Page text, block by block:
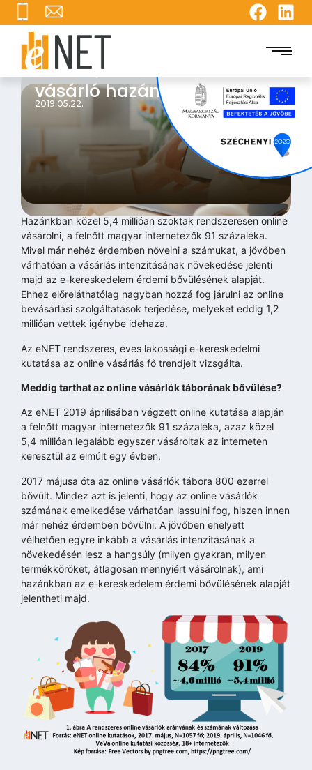
Közel 5,4 millió online
vásárló hazánkban
2019.05.22.
Hazánkban közel 5,4 millióan szoktak rendszeresen online
vásárolni, a felnőtt magyar internetezők 91 százaléka.
Mivel már nehéz érdemben növelni a számukat, a jövőben
várhatóan a vásárlás intenzitásának növekedése jelenti
majd az e-kereskedelem érdemi bővülésének alapját.
Ehhez előreláthatólag nagyban hozzá fog járulni az online
bevásárlási szolgáltatások terjedése, melyeket eddig 1,2
millióan vettek igénybe idehaza.
Az eNET rendszeres, éves lakossági e-kereskedelmi
kutatása az online vásárlás fő trendjeit vizsgálta.
Meddig tarthat az online vásárlók táborának bővülése?
Az eNET 2019 áprilisában végzett online kutatása alapján
a felnőtt magyar internetezők 91 százaléka, azaz közel
5,4 millióan legalább egyszer vásároltak az interneten
keresztül az elmúlt egy évben.
2017 májusa óta az online vásárlók tábora 800 ezerrel
bővült. Mindez azt is jelenti, hogy az online vásárlók
számának emelkedése várhatóan lassulni fog, hiszen innen
már nehéz érdemben bővülni. A jövőben ehelyett
vélhetően egyre inkább a vásárlás intenzitásának a
növekedésén lesz a hangsúly (milyen gyakran, milyen
termékköröket, átlagosan mennyiért vásárolnak), ami
hazánkban az e-kereskedelem érdemi bővülésének alapját
jelentheti majd.